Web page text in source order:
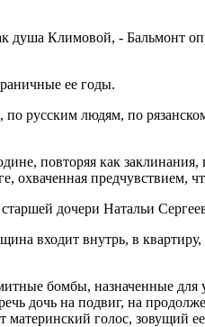
душа Климовой, - Бальмонт
ее годы.
русским людям, по
повторяя как заклинания,
охваченная предчувствием,
старшей дочери Натальи
входит внутрь, в квартиру,
бомбы, назначенные
дочь на подвиг, на
материнский голос, зовущий